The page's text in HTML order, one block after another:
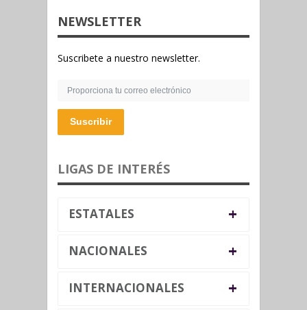
NEWSLETTER
Suscribete a nuestro newsletter.
Suscribir
LIGAS DE INTERÉS
ESTATALES +
NACIONALES +
INTERNACIONALES +